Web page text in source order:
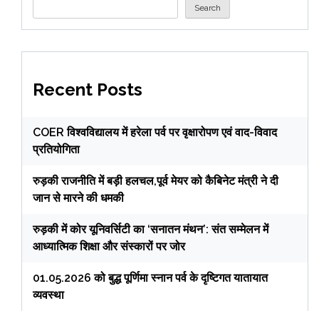
Search
Recent Posts
COER विश्वविद्यालय में हरेला पर्व पर वृक्षारोपण एवं वाद-विवाद
प्रतियोगिता
रुड़की राजनीति में बड़ी हलचल,पूर्व मेयर को कैबिनेट मंत्री ने दी
जान से मारने की धमकी
रुड़की में कोर यूनिवर्सिटी का ‘सनातन मंथन’: संत सम्मेलन में
आध्यात्मिक शिक्षा और संस्कारों पर जोर
01.05.2026 को बुद्ध पूर्णिमा स्नान पर्व के दृष्टिगत यातायात
व्यवस्था